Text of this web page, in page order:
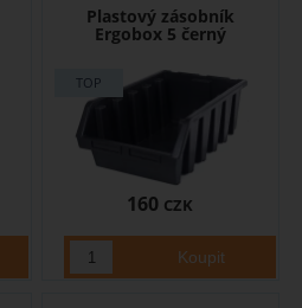
Plastový zásobník
Ergobox 5 černý
160 CZK